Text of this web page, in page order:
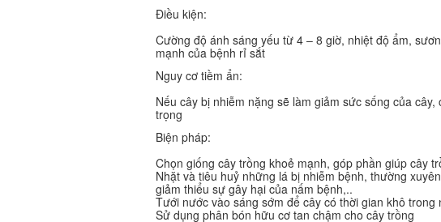
Điều kiện:
Cường độ ánh sáng yếu từ 4 – 8 giờ, nhiệt độ ẩm,
mạnh của bệnh rỉ sắt
Nguy cơ tiềm ẩn:
Nếu cây bị nhiễm nặng sẽ làm giảm sức sống của
trọng
Biện pháp:
Chọn giống cây trồng khoẻ mạnh, góp phần giúp cây
Nhặt và tiêu huỷ những lá bị nhiễm bệnh, thường
giảm thiểu sự gây hại của nấm bệnh,..
Tưới nước vào sáng sớm để cây có thời gian khô trong
Sử dụng phân bón hữu cơ tan chậm cho cây trồng